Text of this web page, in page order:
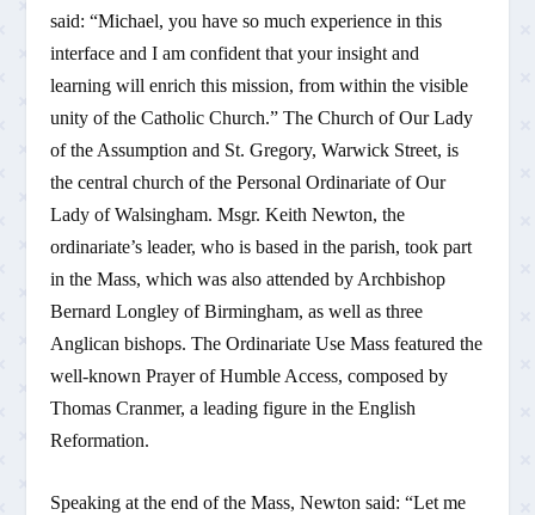
said: “Michael, you have so much experience in this
interface and I am confident that your insight and
learning will enrich this mission, from within the visible
unity of the Catholic Church.” The Church of Our Lady
of the Assumption and St. Gregory, Warwick Street, is
the central church of the Personal Ordinariate of Our
Lady of Walsingham. Msgr. Keith Newton, the
ordinariate’s leader, who is based in the parish, took part
in the Mass, which was also attended by Archbishop
Bernard Longley of Birmingham, as well as three
Anglican bishops. The Ordinariate Use Mass featured the
well-known Prayer of Humble Access, composed by
Thomas Cranmer, a leading figure in the English
Reformation.
Speaking at the end of the Mass, Newton said: “Let me